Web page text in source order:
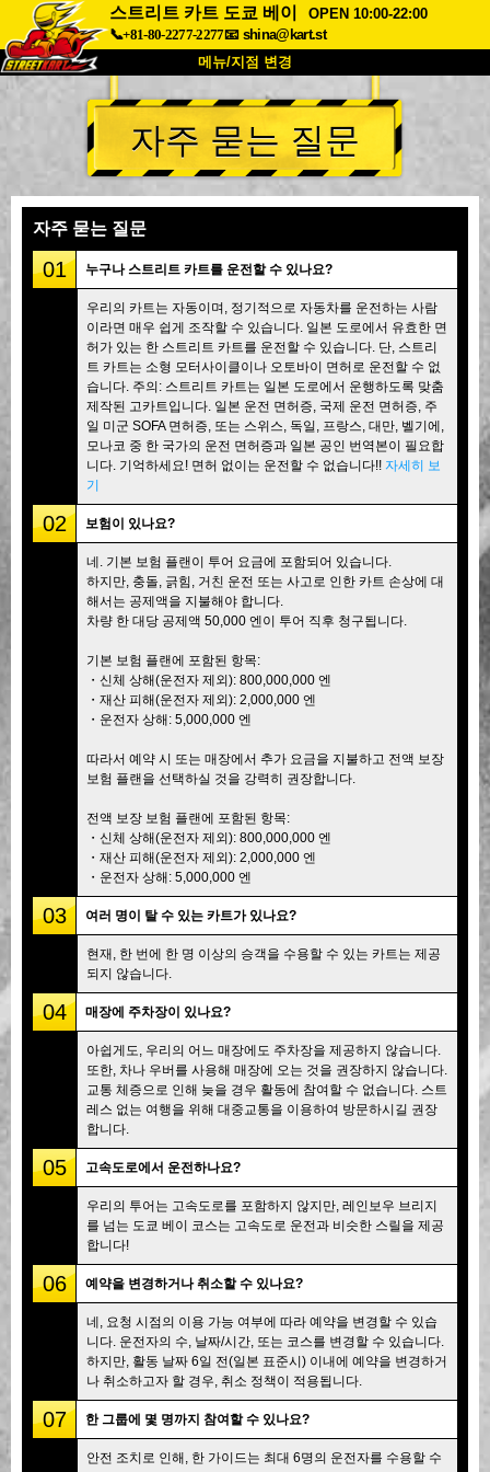
스트리트 카트 도쿄 베이
OPEN 10:00-22:00
📞+81-80-2277-2277📧 shina@kart.st
메뉴/지점 변경
최상단
소개 사양 가격
회사 정보
도쿄 시나가와 #1 도쿄 아키하바라#1
도쿄 아키하바라#2 도쿄 시부야
도쿄 시부야 애넥스 도쿄 베이
도쿄 아사쿠사 오사카
오키나와
자주 묻는 질문
자주 묻는 질문
01 누구나 스트리트 카트를 운전할 수 있나요?
우리의 카트는 자동이며, 정기적으로 자동차를 운전하는 사람
이라면 매우 쉽게 조작할 수 있습니다. 일본 도로에서 유효한 면
허가 있는 한 스트리트 카트를 운전할 수 있습니다. 단, 스트리
트 카트는 소형 모터사이클이나 오토바이 면허로 운전할 수 없
습니다. 주의: 스트리트 카트는 일본 도로에서 운행하도록 맞춤
제작된 고카트입니다. 일본 운전 면허증, 국제 운전 면허증, 주
일 미군 SOFA 면허증, 또는 스위스, 독일, 프랑스, 대만, 벨기에,
모나코 중 한 국가의 운전 면허증과 일본 공인 번역본이 필요합
니다. 기억하세요! 면허 없이는 운전할 수 없습니다!! 자세히 보
기
02 보험이 있나요?
네. 기본 보험 플랜이 투어 요금에 포함되어 있습니다.
하지만, 충돌, 긁힘, 거친 운전 또는 사고로 인한 카트 손상에 대
해서는 공제액을 지불해야 합니다.
차량 한 대당 공제액 50,000 엔이 투어 직후 청구됩니다.
기본 보험 플랜에 포함된 항목:
・신체 상해(운전자 제외): 800,000,000 엔
・재산 피해(운전자 제외): 2,000,000 엔
・운전자 상해: 5,000,000 엔
따라서 예약 시 또는 매장에서 추가 요금을 지불하고 전액 보장
보험 플랜을 선택하실 것을 강력히 권장합니다.
전액 보장 보험 플랜에 포함된 항목:
・신체 상해(운전자 제외): 800,000,000 엔
・재산 피해(운전자 제외): 2,000,000 엔
・운전자 상해: 5,000,000 엔
03 여러 명이 탈 수 있는 카트가 있나요?
현재, 한 번에 한 명 이상의 승객을 수용할 수 있는 카트는 제공
되지 않습니다.
04 매장에 주차장이 있나요?
아쉽게도, 우리의 어느 매장에도 주차장을 제공하지 않습니다.
또한, 차나 우버를 사용해 매장에 오는 것을 권장하지 않습니다.
교통 체증으로 인해 늦을 경우 활동에 참여할 수 없습니다. 스트
레스 없는 여행을 위해 대중교통을 이용하여 방문하시길 권장
합니다.
05 고속도로에서 운전하나요?
우리의 투어는 고속도로를 포함하지 않지만, 레인보우 브리지
를 넘는 도쿄 베이 코스는 고속도로 운전과 비슷한 스릴을 제공
합니다!
06 예약을 변경하거나 취소할 수 있나요?
네, 요청 시점의 이용 가능 여부에 따라 예약을 변경할 수 있습
니다. 운전자의 수, 날짜/시간, 또는 코스를 변경할 수 있습니다.
하지만, 활동 날짜 6일 전(일본 표준시) 이내에 예약을 변경하거
나 취소하고자 할 경우, 취소 정책이 적용됩니다.
07 한 그룹에 몇 명까지 참여할 수 있나요?
안전 조치로 인해, 한 가이드는 최대 6명의 운전자를 수용할 수